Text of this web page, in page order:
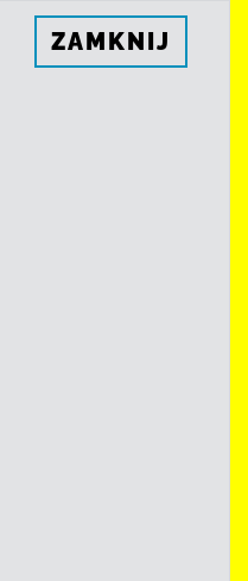
ZAMKNIJ